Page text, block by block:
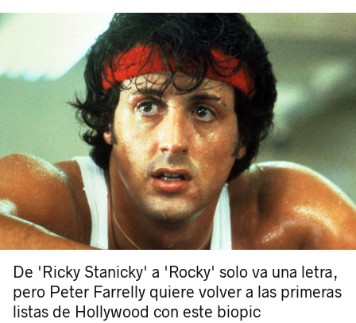
De 'Ricky Stanicky' a 'Rocky' solo va una letra,
pero Peter Farrelly quiere volver a las primeras
listas de Hollywood con este biopic